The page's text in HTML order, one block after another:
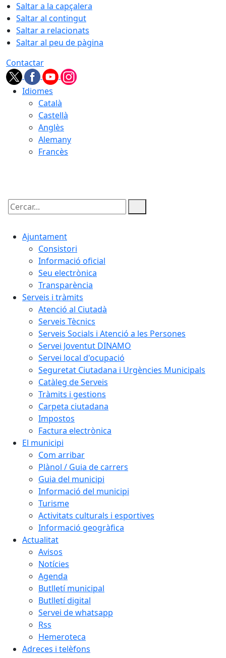
Saltar a la capçalera
Saltar al contingut
Saltar a relacionats
Saltar al peu de pàgina
Contactar
Idiomes
Català
Castellà
Anglès
Alemany
Francès
Cercar:
Ajuntament
Consistori
Informació oficial
Seu electrònica
Transparència
Serveis i tràmits
Atenció al Ciutadà
Serveis Tècnics
Serveis Socials i Atenció a les Persones
Servei Joventut DINAMO
Servei local d'ocupació
Seguretat Ciutadana i Urgències Municipals
Catàleg de Serveis
Tràmits i gestions
Carpeta ciutadana
Impostos
Factura electrònica
El municipi
Com arribar
Plànol / Guia de carrers
Guia del municipi
Informació del municipi
Turisme
Activitats culturals i esportives
Informació geogràfica
Actualitat
Avisos
Notícies
Agenda
Butlletí municipal
Butlletí digital
Servei de whatsapp
Rss
Hemeroteca
Adreces i telèfons